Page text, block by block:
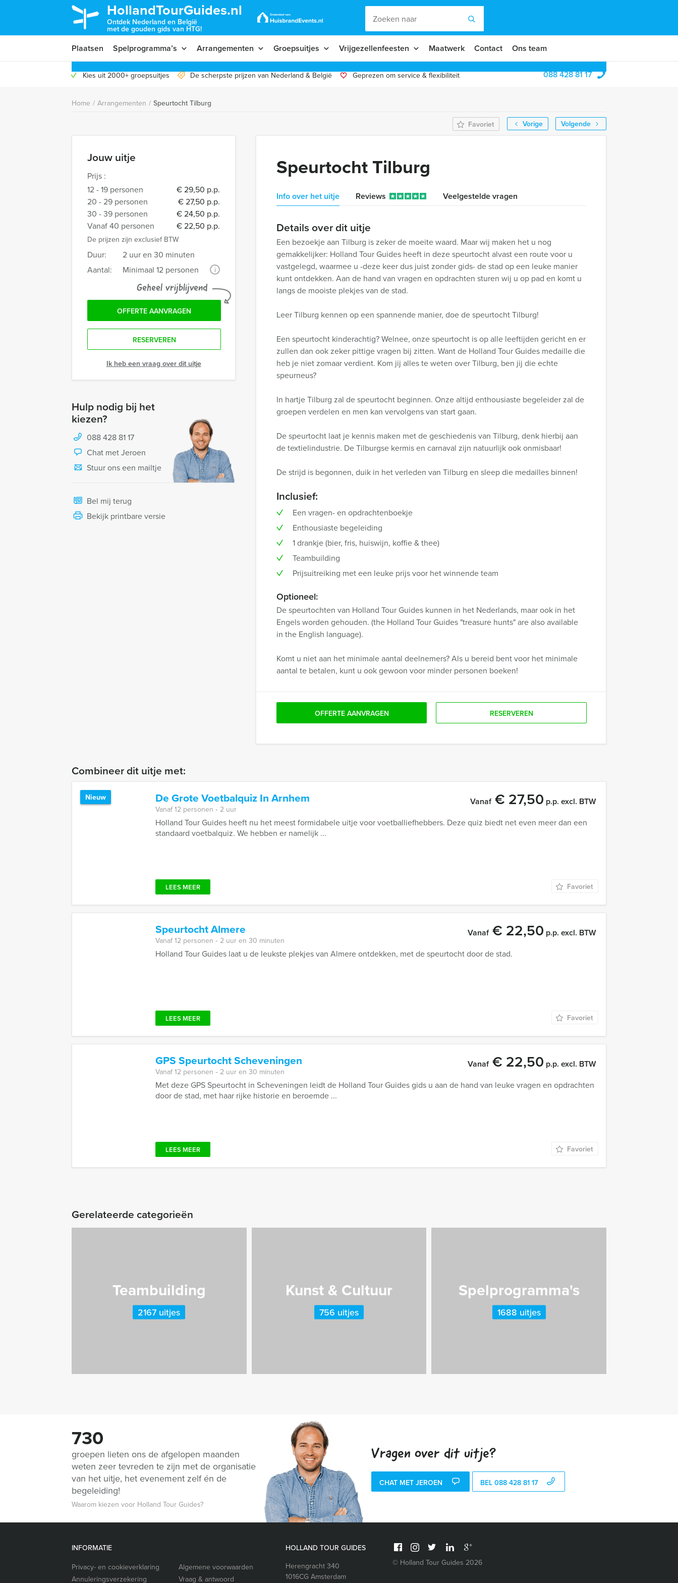
HollandTourGuides.nl
Ontdek Nederland en België
met de gouden gids van HTG!
Plaatsen Spelprogramma’s Arrangementen Groepsuitjes Vrijgezellenfeesten Maatwerk Contact Ons team
Kies uit 2000+ groepsuitjes De scherpste prijzen van Nederland & België Geprezen om service & flexibiliteit 088 428 81 17
Home / Arrangementen / Speurtocht Tilburg
Vorige Volgende
Favoriet
Jouw uitje
Prijs :
12 - 19 personen
€ 29,50 p.p.
20 - 29 personen
€ 27,50 p.p.
30 - 39 personen
€ 24,50 p.p.
Vanaf 40 personen
€ 22,50 p.p.
De prijzen zijn exclusief BTW
Duur:
2 uur en 30 minuten
Aantal:
Minimaal 12 personen i
Geheel vrijblijvend
OFFERTE AANVRAGEN
RESERVEREN
Ik heb een vraag over dit uitje
Hulp nodig bij het
kiezen?
088 428 81 17
Chat met Jeroen
Stuur ons een mailtje
Bel mij terug
Bekijk printbare versie
Speurtocht Tilburg
Info over het uitje Reviews Veelgestelde vragen
Details over dit uitje
Een bezoekje aan Tilburg is zeker de moeite waard. Maar wij maken het u nog
gemakkelijker: Holland Tour Guides heeft in deze speurtocht alvast een route voor u
vastgelegd, waarmee u -deze keer dus juist zonder gids- de stad op een leuke manier
kunt ontdekken. Aan de hand van vragen en opdrachten sturen wij u op pad en komt u
langs de mooiste plekjes van de stad.
Leer Tilburg kennen op een spannende manier, doe de speurtocht Tilburg!
Een speurtocht kinderachtig? Welnee, onze speurtocht is op alle leeftijden gericht en er
zullen dan ook zeker pittige vragen bij zitten. Want de Holland Tour Guides medaille die
heb je niet zomaar verdient. Kom jij alles te weten over Tilburg, ben jij die echte
speurneus?
In hartje Tilburg zal de speurtocht beginnen. Onze altijd enthousiaste begeleider zal de
groepen verdelen en men kan vervolgens van start gaan.
De speurtocht laat je kennis maken met de geschiedenis van Tilburg, denk hierbij aan
de textielindustrie. De Tilburgse kermis en carnaval zijn natuurlijk ook onmisbaar!
De strijd is begonnen, duik in het verleden van Tilburg en sleep die medailles binnen!
Inclusief:
Een vragen- en opdrachtenboekje
Enthousiaste begeleiding
1 drankje (bier, fris, huiswijn, koffie & thee)
Teambuilding
Prijsuitreiking met een leuke prijs voor het winnende team
Optioneel:
De speurtochten van Holland Tour Guides kunnen in het Nederlands, maar ook in het
Engels worden gehouden. (the Holland Tour Guides "treasure hunts" are also available
in the English language).
Komt u niet aan het minimale aantal deelnemers? Als u bereid bent voor het minimale
aantal te betalen, kunt u ook gewoon voor minder personen boeken!
OFFERTE AANVRAGEN RESERVEREN
Combineer dit uitje met:
De Grote Voetbalquiz In Arnhem
Nieuw Vanaf€ 27,50 p.p. excl. BTW
Vanaf 12 personen ‐ 2 uur
Holland Tour Guides heeft nu het meest formidabele uitje voor voetballiefhebbers. Deze quiz biedt net even meer dan een
standaard voetbalquiz. We hebben er namelijk ...
LEES MEER Favoriet
Speurtocht Almere Vanaf€ 22,50 p.p. excl. BTW
Vanaf 12 personen ‐ 2 uur en 30 minuten
Holland Tour Guides laat u de leukste plekjes van Almere ontdekken, met de speurtocht door de stad.
LEES MEER Favoriet
GPS Speurtocht Scheveningen Vanaf€ 22,50 p.p. excl. BTW
Vanaf 12 personen ‐ 2 uur en 30 minuten
Met deze GPS Speurtocht in Scheveningen leidt de Holland Tour Guides gids u aan de hand van leuke vragen en opdrachten
door de stad, met haar rijke historie en beroemde ...
LEES MEER Favoriet
Gerelateerde categorieën
Teambuilding
2167 uitjes
Kunst & Cultuur
756 uitjes
Spelprogramma's
1688 uitjes
730
groepen lieten ons de afgelopen maanden
weten zeer tevreden te zijn met de organisatie
van het uitje, het evenement zelf én de
begeleiding!
Waarom kiezen voor Holland Tour Guides?
Vragen over dit uitje?
CHAT MET JEROEN BEL 088 428 81 17
INFORMATIE
Privacy- en cookieverklaring
Algemene voorwaarden
Annuleringsverzekering
Vraag & antwoord
HOLLAND TOUR GUIDES
Herengracht 340
1016CG Amsterdam
© Holland Tour Guides 2026